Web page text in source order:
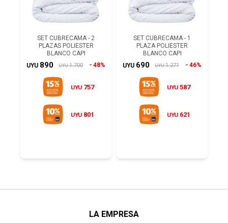
SET CUBRECAMA - 2
PLAZAS POLIESTER
BLANCO CAPI
UYU 890 UYU 1.700 48%
UYU 757
UYU 801
SET CUBRECAMA - 1
PLAZA POLIESTER
BLANCO CAPI
UYU 690 UYU 1.271 46%
UYU 587
UYU 621
LA EMPRESA